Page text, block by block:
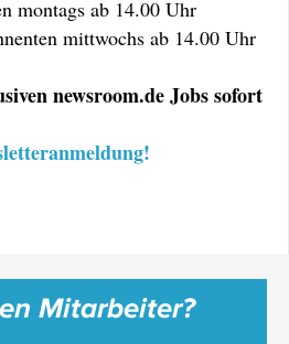
montags ab 14.00 Uhr
mittwochs ab 14.00 Uhr
newsroom.de Jobs sofort
Mitarbeiter?